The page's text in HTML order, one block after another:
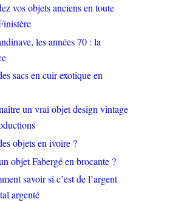
vos objets anciens en toute
les années 70 : la
sacs en cuir exotique en
un vrai objet design vintage
objets en ivoire ?
objet Fabergé en brocante ?
savoir si c’est de l’argent
argenté